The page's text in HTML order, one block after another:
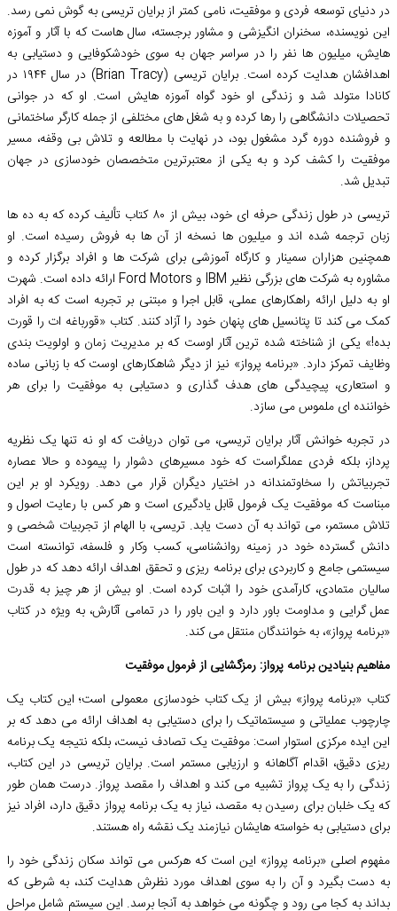
در دنیای توسعه فردی و موفقیت، نامی کمتر از برایان تریسی به گوش نمی رسد.
این نویسنده، سخنران انگیزشی و مشاور برجسته، سال هاست که با آثار و آموزه
هایش، میلیون ها نفر را در سراسر جهان به سوی خودشکوفایی و دستیابی به
اهدافشان هدایت کرده است. برایان تریسی (Brian Tracy) در سال ۱۹۴۴ در
کانادا متولد شد و زندگی او خود گواه آموزه هایش است. او که در جوانی
تحصیلات دانشگاهی را رها کرده و به شغل های مختلفی از جمله کارگر ساختمانی
و فروشنده دوره گرد مشغول بود، در نهایت با مطالعه و تلاش بی وقفه، مسیر
موفقیت را کشف کرد و به یکی از معتبرترین متخصصان خودسازی در جهان
تبدیل شد.
تریسی در طول زندگی حرفه ای خود، بیش از ۸۰ کتاب تألیف کرده که به ده ها
زبان ترجمه شده اند و میلیون ها نسخه از آن ها به فروش رسیده است. او
همچنین هزاران سمینار و کارگاه آموزشی برای شرکت ها و افراد برگزار کرده و
مشاوره به شرکت های بزرگی نظیر IBM و Ford Motors ارائه داده است. شهرت
او به دلیل ارائه راهکارهای عملی، قابل اجرا و مبتنی بر تجربه است که به افراد
کمک می کند تا پتانسیل های پنهان خود را آزاد کنند. کتاب «قورباغه ات را قورت
بده!» یکی از شناخته شده ترین آثار اوست که بر مدیریت زمان و اولویت بندی
وظایف تمرکز دارد. «برنامه پرواز» نیز از دیگر شاهکارهای اوست که با زبانی ساده
و استعاری، پیچیدگی های هدف گذاری و دستیابی به موفقیت را برای هر
خواننده ای ملموس می سازد.
در تجربه خوانش آثار برایان تریسی، می توان دریافت که او نه تنها یک نظریه
پرداز، بلکه فردی عملگراست که خود مسیرهای دشوار را پیموده و حالا عصاره
تجربیاتش را سخاوتمندانه در اختیار دیگران قرار می دهد. رویکرد او بر این
مبناست که موفقیت یک فرمول قابل یادگیری است و هر کس با رعایت اصول و
تلاش مستمر، می تواند به آن دست یابد. تریسی، با الهام از تجربیات شخصی و
دانش گسترده خود در زمینه روانشناسی، کسب وکار و فلسفه، توانسته است
سیستمی جامع و کاربردی برای برنامه ریزی و تحقق اهداف ارائه دهد که در طول
سالیان متمادی، کارآمدی خود را اثبات کرده است. او بیش از هر چیز به قدرت
عمل گرایی و مداومت باور دارد و این باور را در تمامی آثارش، به ویژه در کتاب
«برنامه پرواز»، به خوانندگان منتقل می کند.
مفاهیم بنیادین برنامه پرواز: رمزگشایی از فرمول موفقیت
کتاب «برنامه پرواز» بیش از یک کتاب خودسازی معمولی است؛ این کتاب یک
چارچوب عملیاتی و سیستماتیک را برای دستیابی به اهداف ارائه می دهد که بر
این ایده مرکزی استوار است: موفقیت یک تصادف نیست، بلکه نتیجه یک برنامه
ریزی دقیق، اقدام آگاهانه و ارزیابی مستمر است. برایان تریسی در این کتاب،
زندگی را به یک پرواز تشبیه می کند و اهداف را مقصد پرواز. درست همان طور
که یک خلبان برای رسیدن به مقصد، نیاز به یک برنامه پرواز دقیق دارد، افراد نیز
برای دستیابی به خواسته هایشان نیازمند یک نقشه راه هستند.
مفهوم اصلی «برنامه پرواز» این است که هرکس می تواند سکان زندگی خود را
به دست بگیرد و آن را به سوی اهداف مورد نظرش هدایت کند، به شرطی که
بداند به کجا می رود و چگونه می خواهد به آنجا برسد. این سیستم شامل مراحل